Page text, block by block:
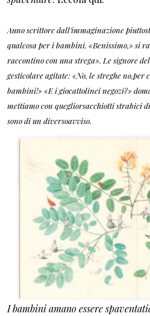
Auno scrittore dall'immaginazione
qualcosa per i bambini. «Benissimo,» si
raccontino con una strega». Le signore
gesticolare agitate: «No, le streghe
bambini!» «E i giocattolinei negozi?»
mettiamo con quegliorsacchiotti strabici
sono di un diversoavviso.
I bambini amano essere